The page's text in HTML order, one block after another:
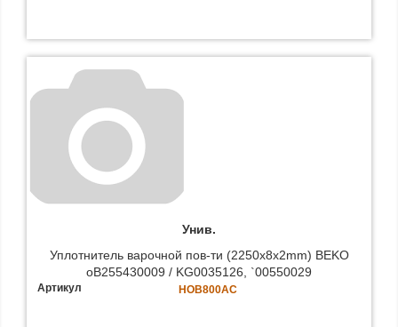
Унив.
Уплотнитель варочной пов-ти (2250x8x2mm) BEKO
oB255430009 / KG0035126, `00550029
Артикул HOB800AC